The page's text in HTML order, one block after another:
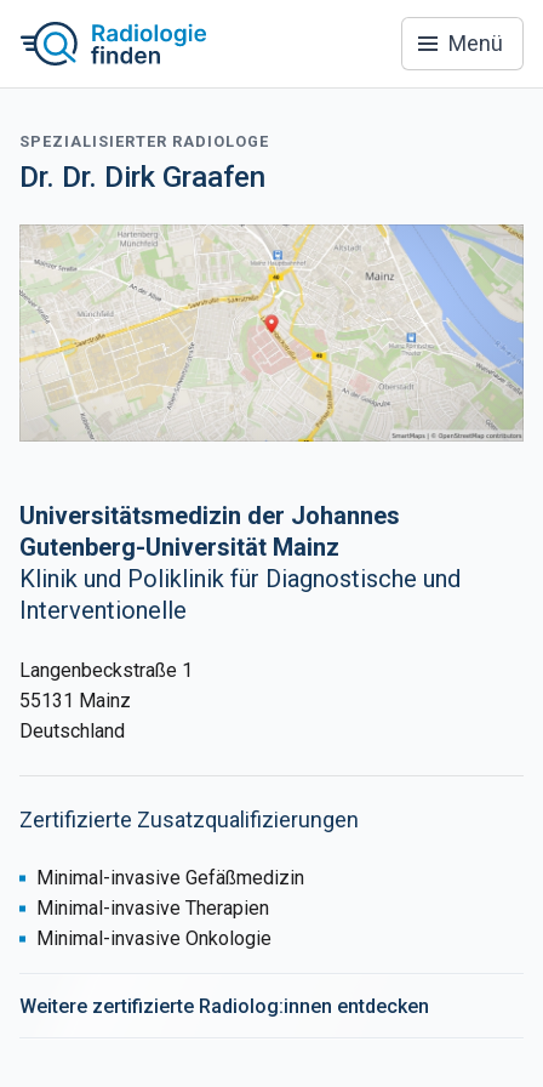
Menü
SPEZIALISIERTER RADIOLOGE
Dr. Dr. Dirk Graafen
Universitätsmedizin der Johannes
Gutenberg-Universität Mainz
Klinik und Poliklinik für Diagnostische und
Interventionelle
Langenbeckstraße 1
55131 Mainz
Deutschland
Zertifizierte Zusatzqualifizierungen
Minimal-invasive Gefäßmedizin
Minimal-invasive Therapien
Minimal-invasive Onkologie
Weitere zertifizierte Radiolog:innen entdecken